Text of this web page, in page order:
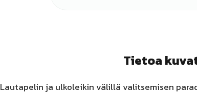
Tietoa
Lautapelin ja ulkoleikin välillä valitsemisen